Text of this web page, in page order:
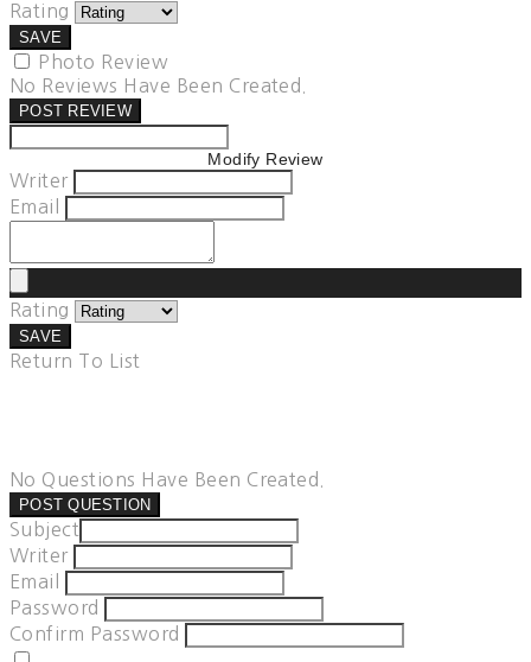
Rating
SAVE
Photo Review
No Reviews Have Been Created.
POST REVIEW
Modify Review
Writer
Email
Rating
SAVE
Return To List
No Questions Have Been Created.
POST QUESTION
Subject
Writer
Email
Password
Confirm Password